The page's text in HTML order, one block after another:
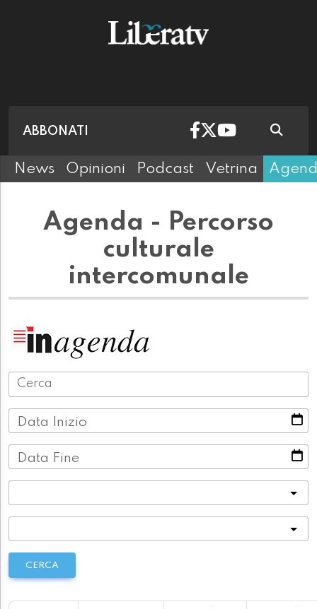
ABBONATI
News Opinioni Podcast Vetrina
Agenda - Percorso
culturale
intercomunale
Data Inizio
Data Fine
CERCA